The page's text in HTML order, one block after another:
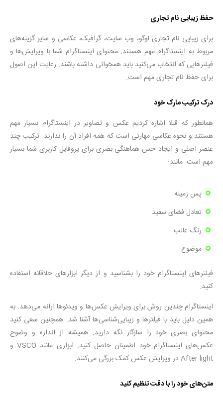
حفظ زیبایی نام تجاری
برای زیبایی نام تجاری لوگو، وب سایت، گرافیک، عکاسی و سایر گزینه‌های
مربوط به اینستاگرام مهم هستند. محتوای اینستاگرام شما با ویرایش‌ها و
فیلترهایی که انتخاب می‌کنید باید همخوانی داشته باشند. رعایت این اصول
برای حفظ نام تجاری مهم است.
درک ترکیب مارک خود
همانطور که قبلا اشاره کردیم عکس و تصاویر در اینستاگرام بسیار مهم
هستند و نحوه عکاسی مهارتی است که همه افراد آن را ندارند. ترکیب چند
عنصر اصلی و ایجاد حس هماهنگی بصری برای پروفایل کاربری شما بسیار
مهم است. مانند:
پس زمینه
تعادل فضای سفید
رنگ غالب
موضوع
فیلترهای اینستاگرام خود را بشناسید و از دیگر ابزارهای خلاقانه استفاده
کنید.
اینستاگرام چندین روش برای ویرایش عکس‌ها و ویدئوها ارائه می‌دهد. به
همین دلیل باید با فیلترها و زیبایی‌شناسی‌ها آشنا شد. همچنین سعی کنید
محتوای بصری خود را سازگار نگه دارید. همیشه از اندازه و وضوح
عکس‌های اینستاگرام خود اطمینان حاصل کنید. ابزاری مانند VSCO و
After light در ویرایش عکس کمک بزرگی می‌کنند.
متن‌های خود را با دقت تنظیم کنید